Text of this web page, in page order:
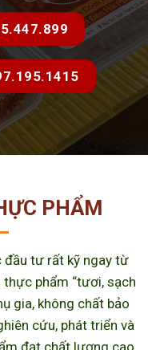
PHẨM
đầu tư rất kỹ ngay từ
thực phẩm “tươi, sạch
gia, không chất bảo
cứu, phát triển và
đạt chất lượng cao